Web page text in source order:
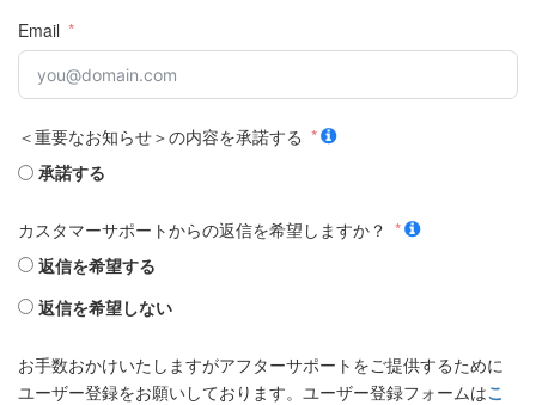
Email
＜重要なお知らせ＞の内容を承諾する
承諾する
カスタマーサポートからの返信を希望しますか？
返信を希望する
返信を希望しない
お手数おかけいたしますがアフターサポートをご提供するために
ユーザー登録をお願いしております。ユーザー登録フォームはこ